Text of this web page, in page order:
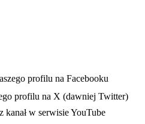
w nowej karcieprofilu na Facebooku
profilu na X (dawniej Twitter)
nowej karcie
kanał w serwisie YouTube